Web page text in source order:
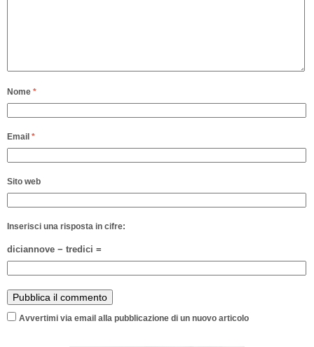
Nome *
Email *
Sito web
Inserisci una risposta in cifre:
diciannove − tredici =
Avvertimi via email alla pubblicazione di un nuovo articolo